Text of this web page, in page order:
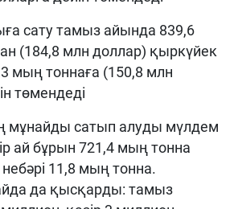
сату тамыз айында 839,6
(184,8 млн доллар) қыркүйек
мың тоннаға (150,8 млн
төмендеді
мұнайды сатып алуды мүлдем
ай бұрын 721,4 мың тонна
небәрі 11,8 мың тонна.
да қысқарды: тамыз